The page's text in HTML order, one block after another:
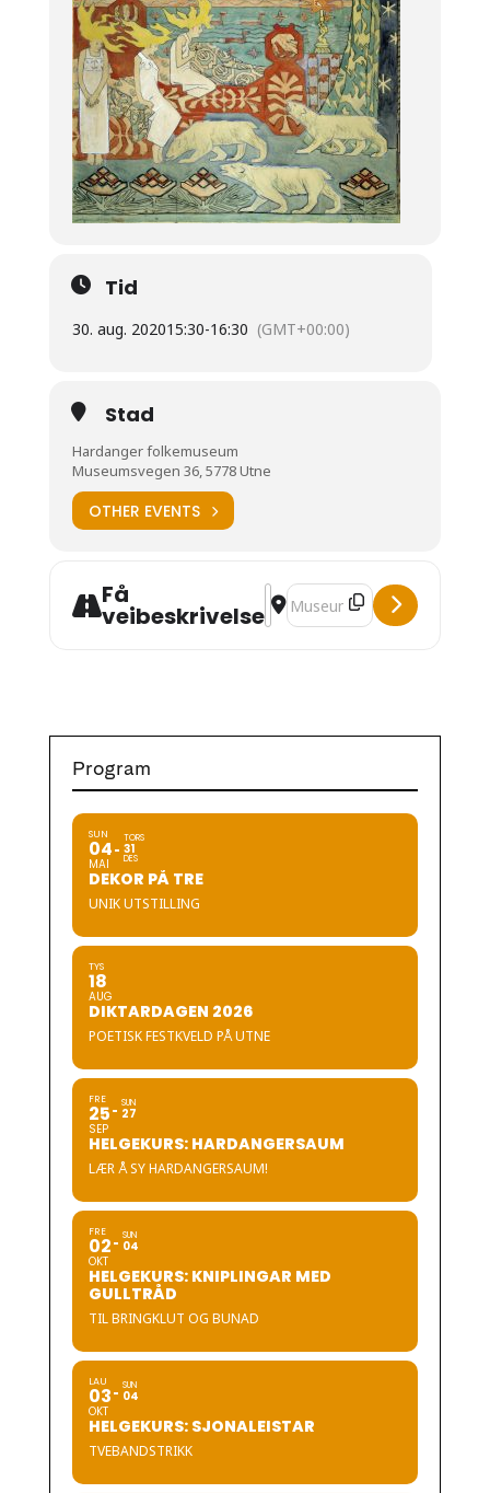
Tid
30. aug. 202015:30-16:30 (GMT+00:00)
Stad
Hardanger folkemuseum
Museumsvegen 36, 5778 Utne
OTHER EVENTS
Få
veibeskrivelse
Address - Føredrag om
Destination Address -
Program
SUN
04
MAI
TORS
31
DES
DEKOR PÅ TRE
UNIK UTSTILLING
TYS
18
AUG
DIKTARDAGEN 2026
POETISK FESTKVELD PÅ UTNE
FRE
25
SEP
SUN
27
HELGEKURS: HARDANGERSAUM
LÆR Å SY HARDANGERSAUM!
FRE
02
OKT
SUN
04
HELGEKURS: KNIPLINGAR MED
GULLTRÅD
TIL BRINGKLUT OG BUNAD
LAU
03
OKT
SUN
04
HELGEKURS: SJONALEISTAR
TVEBANDSTRIKK